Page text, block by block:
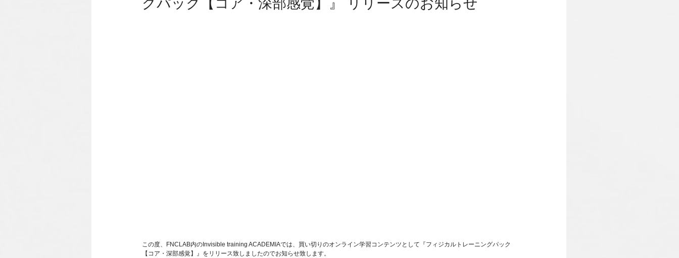
グパック【コア・深部感覚】』 リリースのお知らせ
この度、FNCLAB内のInvisible training ACADEMIAでは、買い切りのオンライン学習コンテンツとして『フィジカルトレーニングパック
【コア・深部感覚】』をリリース致しましたのでお知らせ致します。